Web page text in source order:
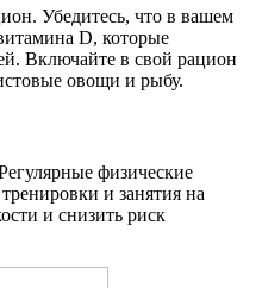
Убедитесь, что в вашем
D, которые
Включайте в свой рацион
овощи и рыбу.
физические
и занятия на
и снизить риск